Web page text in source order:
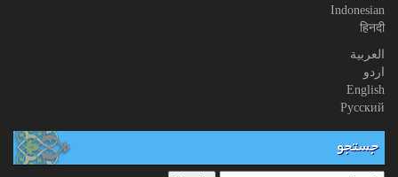
Indonesian
हिनदी
العربیة
اردو
English
Русский
جستجو